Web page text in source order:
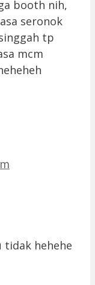
booth nih,
seronok
tp
mcm
tidak hehehe